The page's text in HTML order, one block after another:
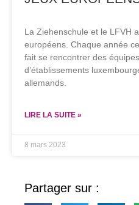
La Ziehenschule et le LFVH
européens. Chaque année
fait se rencontrer des
d’établissements
allemands.
LIRE LA SUITE »
8 mars 2023
Partager sur :